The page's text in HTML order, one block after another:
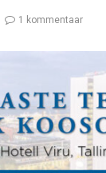
1 kommentaar